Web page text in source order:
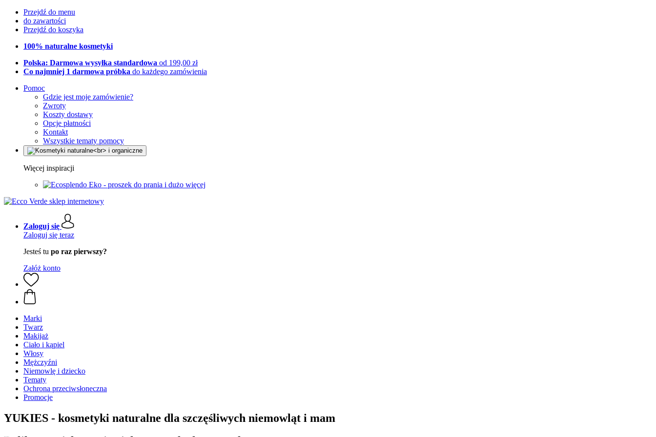
Przejdź do menu
do zawartości
Przejdź do koszyka
100% naturalne kosmetyki
Polska: Darmowa wysyłka standardowa od 199,00 zł
Co najmniej 1 darmowa próbka do każdego zamówienia
Pomoc
Gdzie jest moje zamówienie?
Zwroty
Koszty dostawy
Opcje płatności
Kontakt
Wszystkie tematy pomocy
Więcej inspiracji
Eko - proszek do prania i dużo więcej
Zaloguj się
Zaloguj się teraz
Jesteś tu po raz pierwszy?
Załóż konto
Marki
Twarz
Makijaż
Ciało i kąpiel
Włosy
Mężczyźni
Niemowlę i dziecko
Tematy
Ochrona przeciwsłoneczna
Promocje
YUKIES - kosmetyki naturalne dla szczęśliwych niemowląt i mam